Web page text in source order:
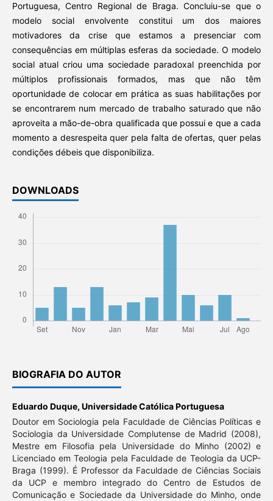
Portuguesa, Centro Regional de Braga. Concluiu-se que o
modelo social envolvente constitui um dos maiores
motivadores da crise que estamos a presenciar com
consequências em múltiplas esferas da sociedade. O modelo
social atual criou uma sociedade paradoxal preenchida por
múltiplos profissionais formados, mas que não têm
oportunidade de colocar em prática as suas habilitações por
se encontrarem num mercado de trabalho saturado que não
aproveita a mão-de-obra qualificada que possui e que a cada
momento a desrespeita quer pela falta de ofertas, quer pelas
condições débeis que disponibiliza.
DOWNLOADS
BIOGRAFIA DO AUTOR
Eduardo Duque, Universidade Católica Portuguesa
Doutor em Sociologia pela Faculdade de Ciências Políticas e
Sociologia da Universidade Complutense de Madrid (2008),
Mestre em Filosofia pela Universidade do Minho (2002) e
Licenciado em Teologia pela Faculdade de Teologia da UCP-
Braga (1999). É Professor da Faculdade de Ciências Sociais
da UCP e membro integrado do Centro de Estudos de
Comunicação e Sociedade da Universidade do Minho, onde